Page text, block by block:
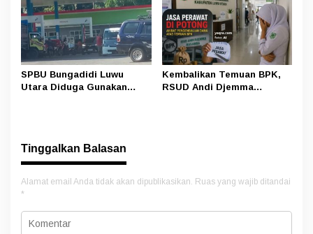
SPBU Bungadidi Luwu
Utara Diduga Gunakan
Kembalikan Temuan BPK,
RSUD Andi Djemma
Tinggalkan Balasan
Alamat email Anda tidak akan dipublikasikan. Ruas yang wajib ditandai
*